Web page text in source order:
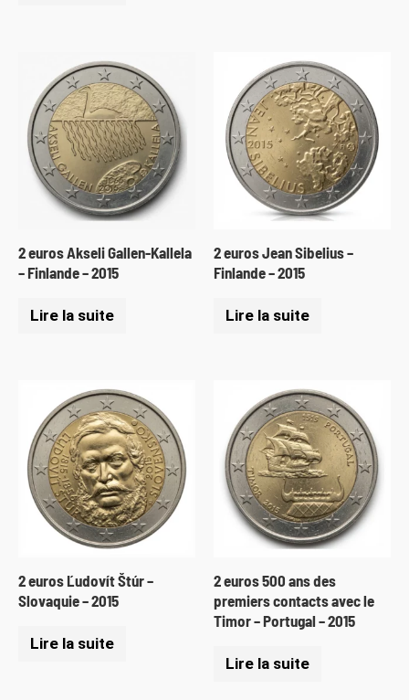
2 euros Akseli Gallen-Kallela
– Finlande – 2015
Lire la suite
2 euros Jean Sibelius –
Finlande – 2015
Lire la suite
2 euros Ľudovít Štúr –
Slovaquie – 2015
Lire la suite
2 euros 500 ans des
premiers contacts avec le
Timor – Portugal – 2015
Lire la suite